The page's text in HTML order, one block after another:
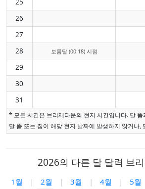
26
27
28
보름달 (00:18) 시점
29
30
31
* 모든 시간은 브리제타운의 현지 시간입니다. 달
달 뜸 또는 짐이 해당 현지 날짜에 발생하지 않거나
2026의 다른 달 달력 브
1월 | 2월 | 3월 | 4월 | 5월